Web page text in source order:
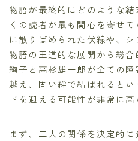
物語が最終的にどのような
くの読者が最も関心を寄せ
に散りばめられた伏線や、
物語の王道的な展開から総
絢子と高杉雄一郎が全ての
越え、固い絆で結ばれると
ドを迎える可能性が非常に高
まず、二人の関係を決定的